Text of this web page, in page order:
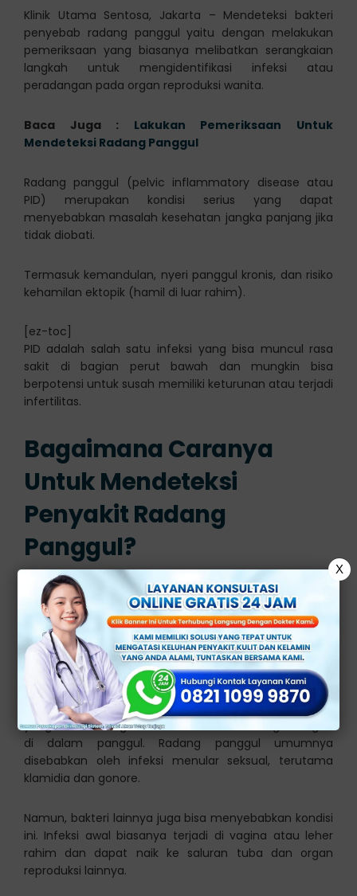
Klinik Utama Sentosa, Jakarta – Mendeteksi bakteri
penyebab radang panggul yaitu dengan melakukan
pemeriksaan yang biasanya melibatkan serangkaian
langkah untuk mengidentifikasi infeksi atau
peradangan pada organ reproduksi wanita.
Baca Juga : Lakukan Pemeriksaan Untuk
Mendeteksi Radang Panggul
Radang panggul (pelvic inflammatory disease atau
PID) merupakan kondisi serius yang dapat
menyebabkan masalah kesehatan jangka panjang jika
tidak diobati.
Termasuk kemandulan, nyeri panggul kronis, dan risiko
kehamilan ektopik (hamil di luar rahim).
[ez-toc]
PID adalah salah satu infeksi yang bisa muncul rasa
sakit di bagian perut bawah dan mungkin bisa
berpotensi untuk susah memiliki keturunan atau terjadi
infertilitas.
Bagaimana Caranya
Untuk Mendeteksi
Penyakit Radang
Panggul?
Radang panggul (pelvic inflammatory disease atau
PID) adalah kondisi medis yang mengacu pada
peradangan yang terjadi pada organ reproduksi wanita,
termasuk rahim (uterus), indung telur (ovarium), dan
saluran tuba (fallopian tube).
Kondisi ini biasanya disebabkan oleh infeksi bakteri
yang naik dari vagina atau leher rahim ke organ-organ
di dalam panggul. Radang panggul umumnya
disebabkan oleh infeksi menular seksual, terutama
klamidia dan gonore.
Namun, bakteri lainnya juga bisa menyebabkan kondisi
ini. Infeksi awal biasanya terjadi di vagina atau leher
rahim dan dapat naik ke saluran tuba dan organ
reproduksi lainnya.
X